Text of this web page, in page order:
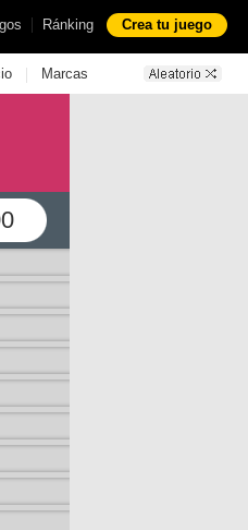
| Ránking Crea tu juego
| Marcas